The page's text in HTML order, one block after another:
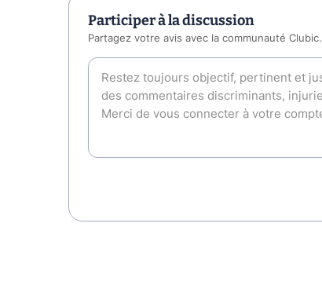
Participer à la discussion
Partagez votre avis avec la communauté Clubic.